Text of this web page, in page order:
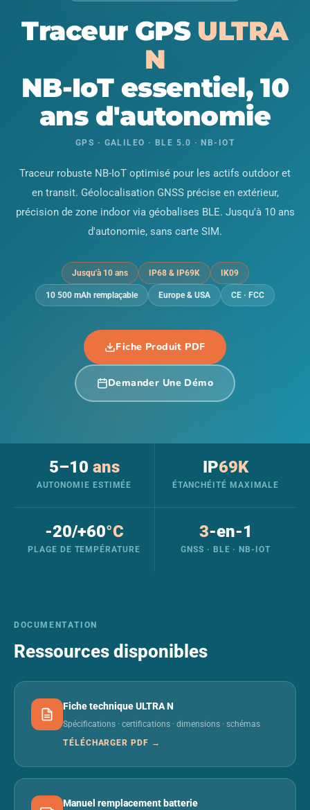
Traceur GPS ULTRA
N
NB-IoT essentiel, 10
ans d'autonomie
GPS · GALILEO · BLE 5.0 · NB-IOT
Traceur robuste NB-IoT optimisé pour les actifs outdoor et
en transit. Géolocalisation GNSS précise en extérieur,
précision de zone indoor via géobalises BLE. Jusqu'à 10 ans
d'autonomie, sans carte SIM.
Jusqu'à 10 ans IP68 & IP69K IK09
10 500 mAh remplaçable Europe & USA CE · FCC
Fiche Produit PDF
Demander Une Démo
5–10 ans
AUTONOMIE ESTIMÉE
IP69K
ÉTANCHÉITÉ MAXIMALE
-20/+60°C
PLAGE DE TEMPÉRATURE
3-en-1
GNSS · BLE · NB-IOT
DOCUMENTATION
Ressources disponibles
Fiche technique ULTRA N
Spécifications · certifications · dimensions · schémas
TÉLÉCHARGER PDF →
Manuel remplacement batterie